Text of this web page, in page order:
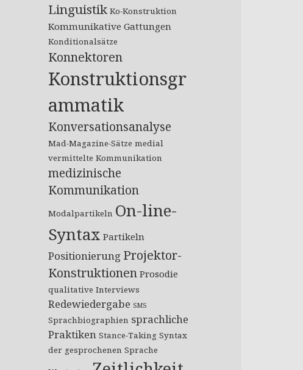
Linguistik Ko-Konstruktion
Kommunikative Gattungen
Konditionalsätze
Konnektoren
Konstruktionsgr
ammatik
Konversationsanalyse
Mad-Magazine-Sätze medial
vermittelte Kommunikation
medizinische
Kommunikation
Modalpartikeln On-line-
Syntax Partikeln
Positionierung Projektor-
Konstruktionen Prosodie
qualitative Interviews
Redewiedergabe SMS
Sprachbiographien sprachliche
Praktiken Stance-Taking Syntax
der gesprochenen Sprache